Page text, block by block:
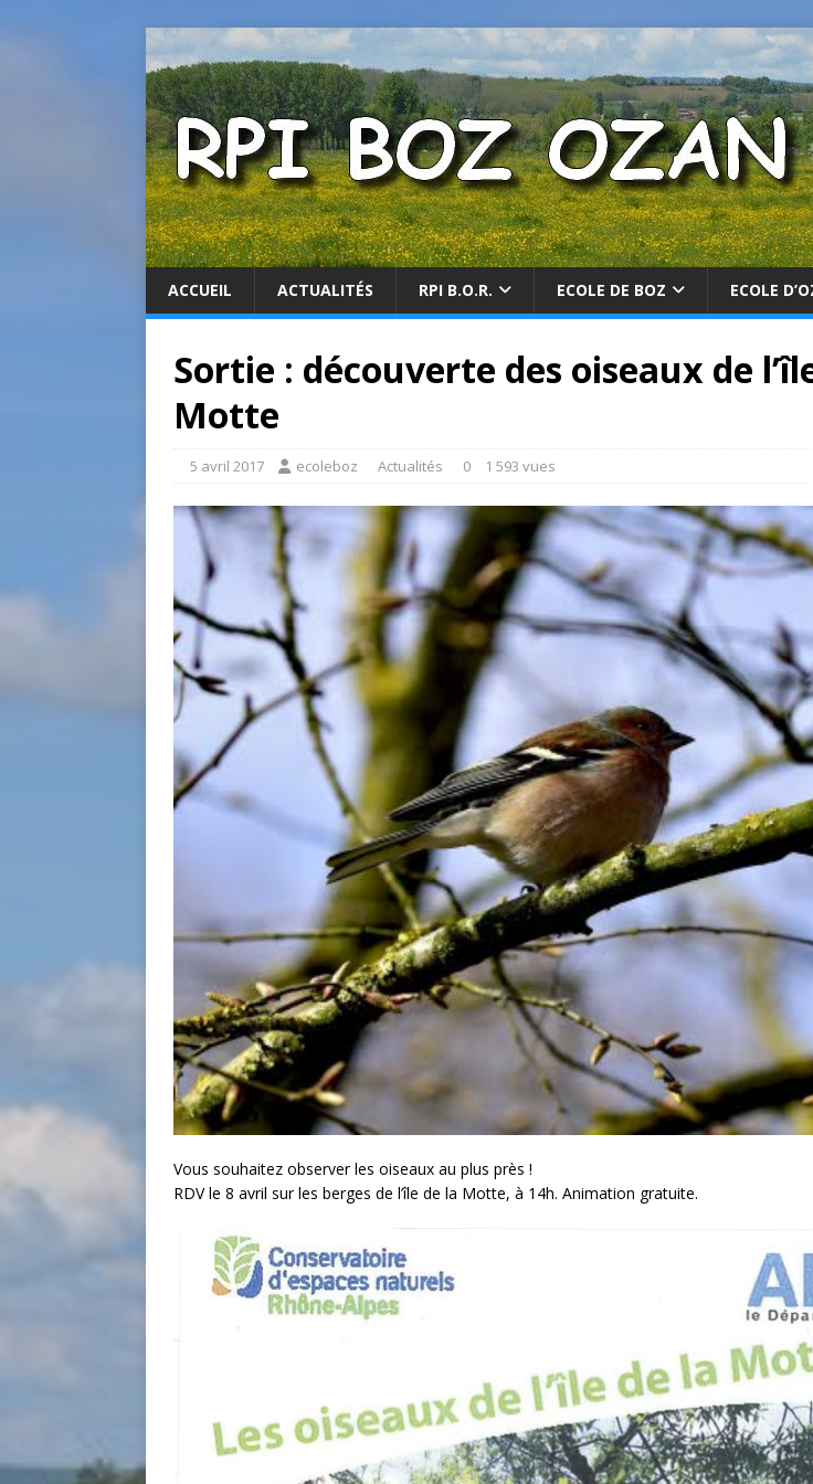
ACCUEIL ACTUALITÉS RPI B.O.R. ECOLE DE BOZ ECOLE
Sortie : découverte des oiseaux de
Motte
5 avril 2017 ecoleboz Actualités 0 1 593 vues
Vous souhaitez observer les oiseaux au plus près !
RDV le 8 avril sur les berges de l’île de la Motte, à 14h. Animation gratuite.